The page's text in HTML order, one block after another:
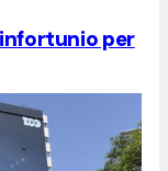
per